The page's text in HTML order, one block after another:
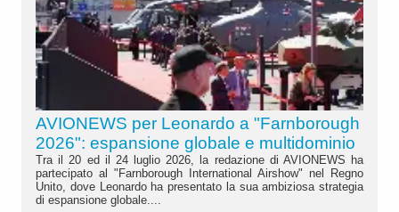
AVIONEWS per Leonardo a "Farnborough
2026": espansione globale e multidominio
Tra il 20 ed il 24 luglio 2026, la redazione di AVIONEWS ha
partecipato al "Farnborough International Airshow" nel Regno
Unito, dove Leonardo ha presentato la sua ambiziosa strategia
di espansione globale....